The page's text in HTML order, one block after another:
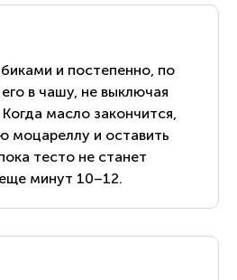
и постепенно, по
в чашу, не выключая
масло закончится,
моцареллу и оставить
тесто не станет
минут 10–12.